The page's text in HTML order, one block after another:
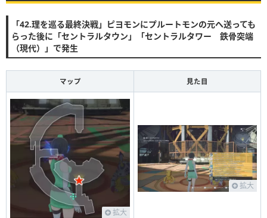
「42.理を巡る最終決戦」ピヨモンにプルートモンの元へ送っても
らった後に「セントラルタウン」「セントラルタワー 鉄骨突端
（現代）」で発生
マップ 見た目
拡大
拡大